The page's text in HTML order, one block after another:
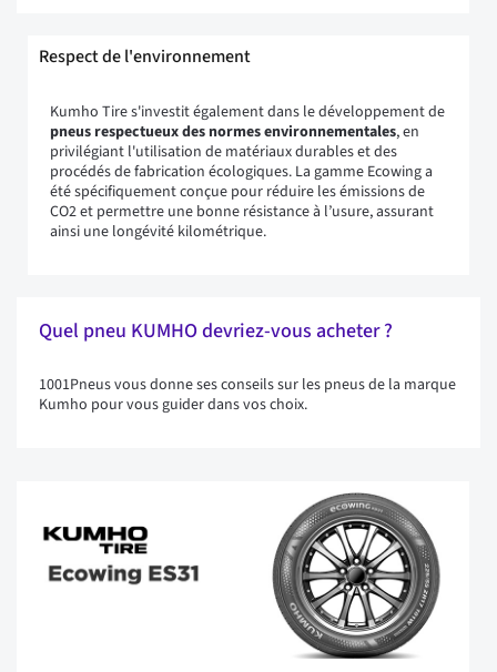
Respect de l'environnement
Kumho Tire s'investit également dans le développement de
pneus respectueux des normes environnementales, en
privilégiant l'utilisation de matériaux durables et des
procédés de fabrication écologiques. La gamme Ecowing a
été spécifiquement conçue pour réduire les émissions de
CO2 et permettre une bonne résistance à l’usure, assurant
ainsi une longévité kilométrique.
Quel pneu KUMHO devriez-vous acheter ?
1001Pneus vous donne ses conseils sur les pneus de la marque
Kumho pour vous guider dans vos choix.